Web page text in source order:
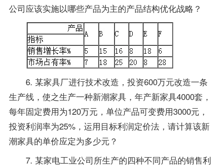
公司应该实施以哪些产品为主的产品结构优化战略？
6. 某家具厂进行技术改造，投资600万元改造一条
生产线，使之生产一种新潮家具，年产新家具4000套，
每年固定费用为120万元，单位产品可变费用3000元，
投资利润率为25%，运用目标利润定价法，请计算该新
潮家具的单价应定为多少元？
7. 某家电工业公司所生产的四种不同产品的销售利